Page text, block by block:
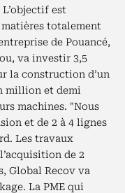
est
matières totalement
de Pouancé,
va investir 3,5
la construction d’un
million et demi
machines. "Nous
et de 2 à 4 lignes
Les travaux
de 2
Global Recov va
La PME qui